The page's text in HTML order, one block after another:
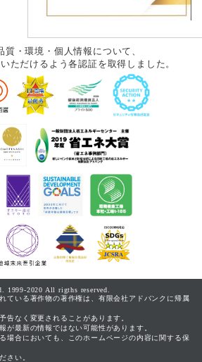
質・環境・個人情報について、
ただけるよう各認証を取得しました。
2020 All rigths reserved.
ている著作物の著作権は、有限会社アドバンクに帰属
告なく変更されることがあります。
が最新の情報ではない可能性があります。
場合においても、このホームページの内容に関する保
さい。